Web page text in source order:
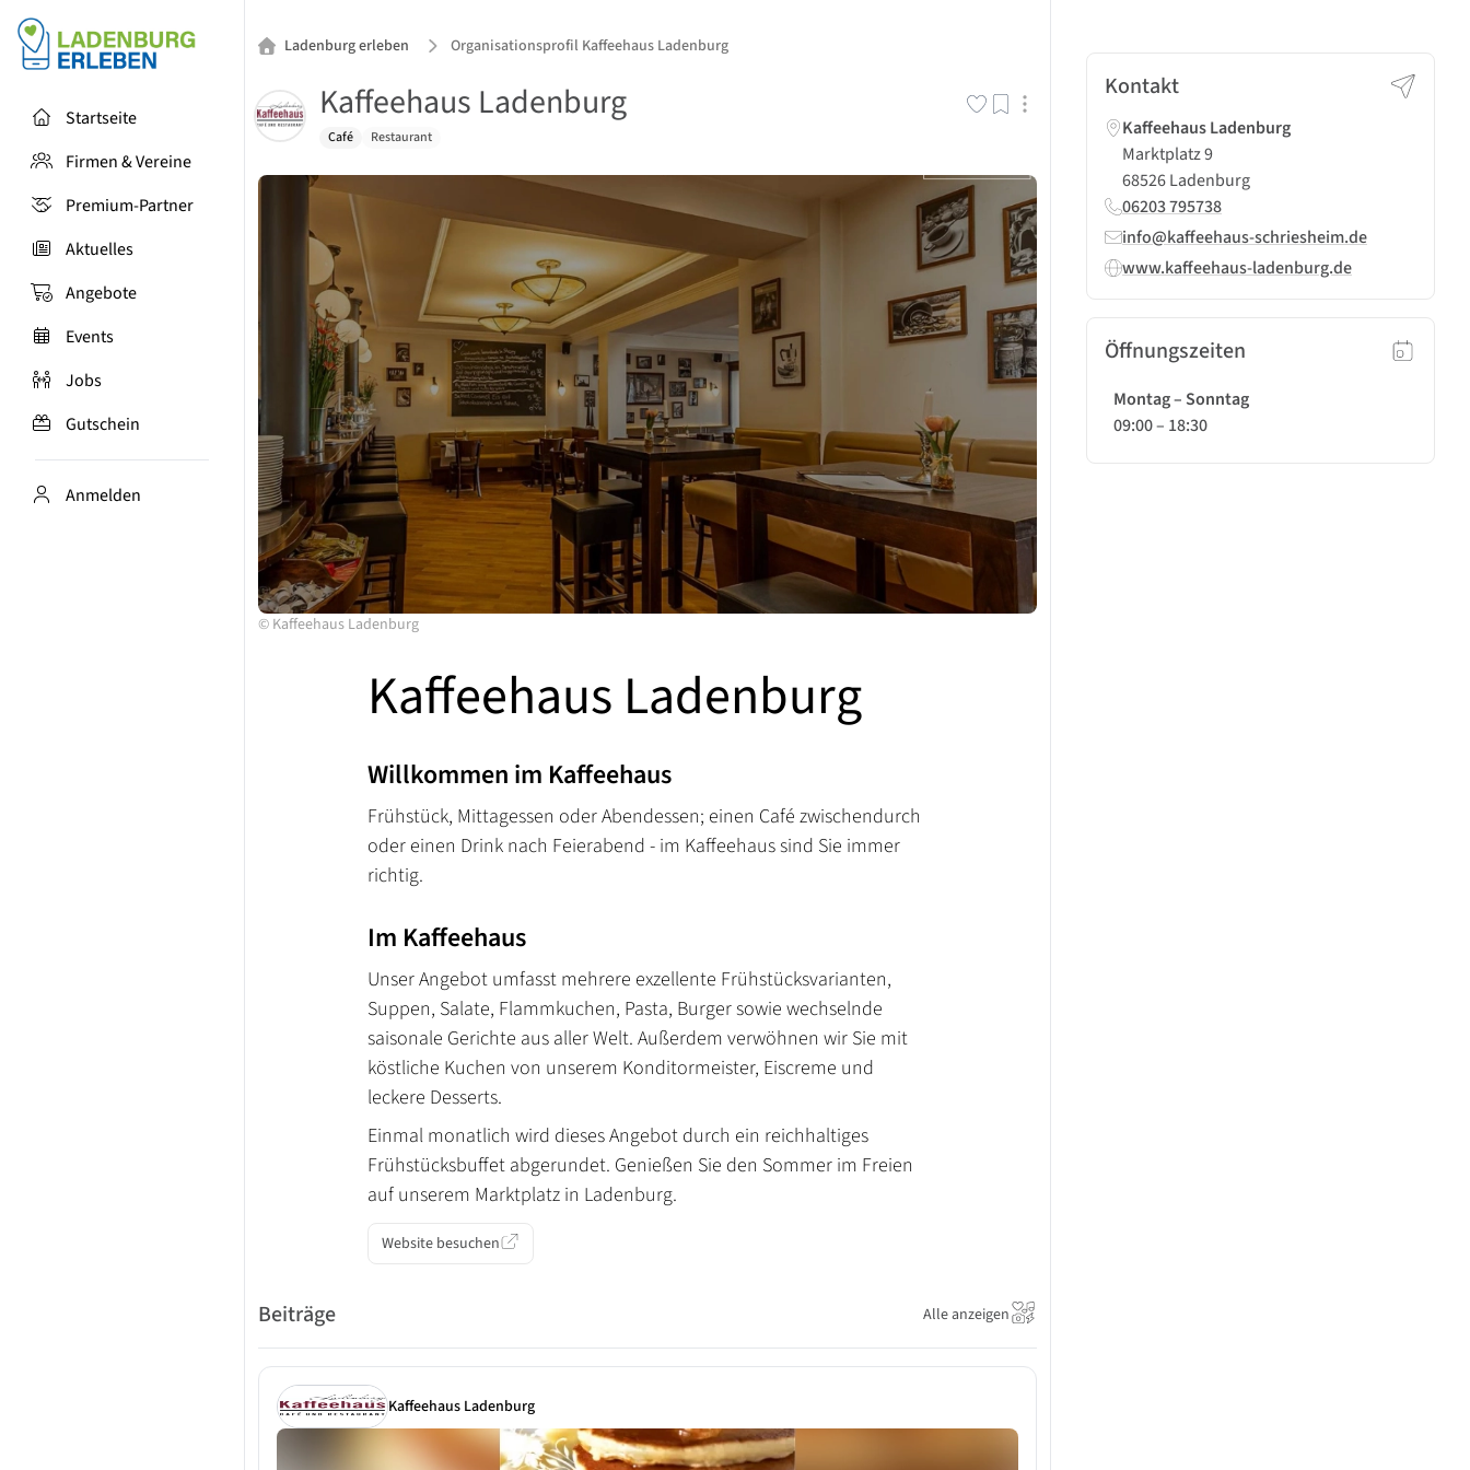
Startseite
Firmen & Vereine
Premium-Partner
Aktuelles
Angebote
Events
Jobs
Gutschein
Anmelden
Ladenburg erleben Organisationsprofil Kaffeehaus Ladenburg
Kaffeehaus Ladenburg
Café Restaurant
© Kaffeehaus Ladenburg
Kaffeehaus Ladenburg
Willkommen im Kaffeehaus
Frühstück, Mittagessen oder Abendessen; einen Café zwischendurch
oder einen Drink nach Feierabend - im Kaffeehaus sind Sie immer
richtig.
Im Kaffeehaus
Unser Angebot umfasst mehrere exzellente Frühstücksvarianten,
Suppen, Salate, Flammkuchen, Pasta, Burger sowie wechselnde
saisonale Gerichte aus aller Welt. Außerdem verwöhnen wir Sie mit
köstliche Kuchen von unserem Konditormeister, Eiscreme und
leckere Desserts.
Einmal monatlich wird dieses Angebot durch ein reichhaltiges
Frühstücksbuffet abgerundet. Genießen Sie den Sommer im Freien
auf unserem Marktplatz in Ladenburg.
Website besuchen
Beiträge Alle anzeigen
Kaffeehaus Ladenburg
Kontakt
Kaffeehaus Ladenburg
Marktplatz 9
68526 Ladenburg
06203 795738
info@kaffeehaus-schriesheim.de
www.kaffeehaus-ladenburg.de
Öffnungszeiten
Montag – Sonntag
09:00– 18:30